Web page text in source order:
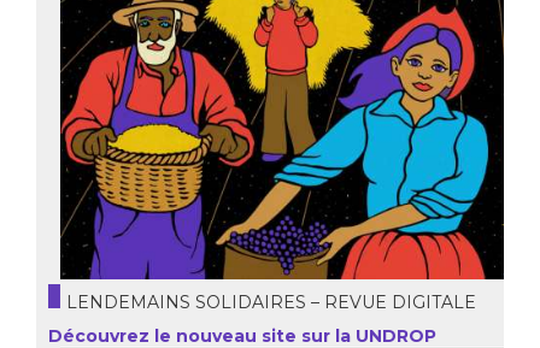
LENDEMAINS SOLIDAIRES – REVUE DIGITALE
Découvrez le nouveau site sur la UNDROP